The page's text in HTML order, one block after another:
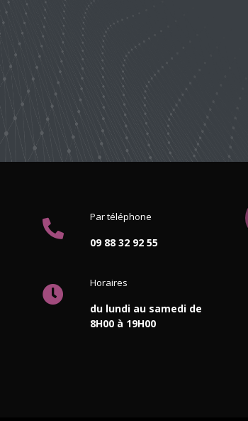
Par téléphone
09 88 32 92 55
Horaires
du lundi au samedi de
8H00 à 19H00